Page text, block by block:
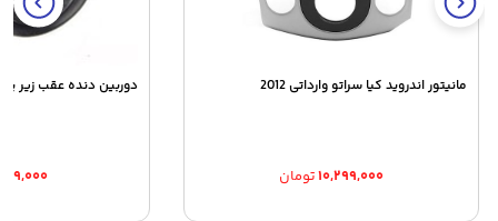
مانیتور اندروید کیا سراتو وارداتی 2012
۱۰,۲۹۹,۰۰۰تومان
دوربین دنده عقب زیر